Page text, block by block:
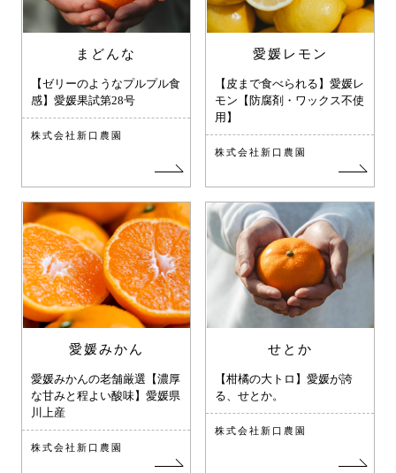
まどんな
【ゼリーのようなプルプル食
感】愛媛果試第28号
株式会社新口農園
愛媛レモン
【皮まで食べられる】愛媛レ
モン【防腐剤・ワックス不使
用】
株式会社新口農園
愛媛みかん
愛媛みかんの老舗厳選【濃厚
な甘みと程よい酸味】愛媛県
川上産
株式会社新口農園
せとか
【柑橘の大トロ】愛媛が誇
る、せとか。
株式会社新口農園